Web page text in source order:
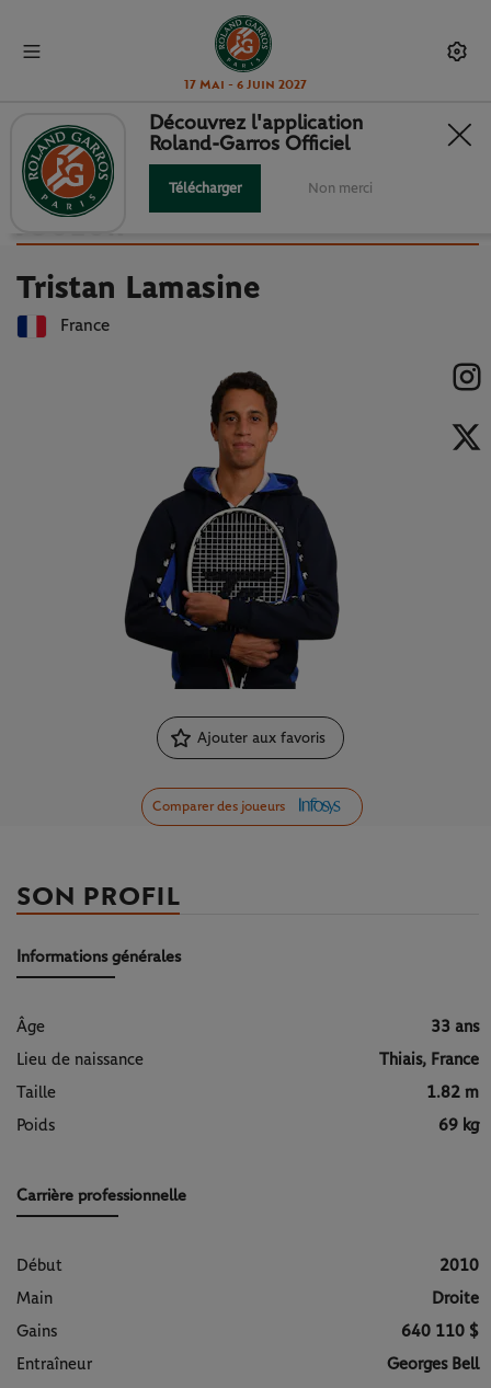
17 Mai - 6 Juin 2027
Retour à la liste des joueuses et joueurs
TRISTAN LAMASINE : FICHE
JOUEUR
Tristan Lamasine
France
Ajouter aux favoris
Comparer des joueurs
SON PROFIL
Informations générales
Âge
33 ans
Lieu de naissance
Thiais, France
Taille
1.82 m
Poids
69 kg
Carrière professionnelle
Début
2010
Main
Droite
Gains
640 110 $
Entraîneur
Georges Bell
Découvrez l'application
Roland-Garros Officiel
Télécharger Non merci